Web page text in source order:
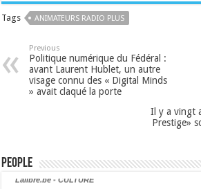
Tags ANIMATEURS RADIO PLUS
Previous
Politique numérique du Fédéral :
avant Laurent Hublet, un autre
visage connu des « Digital Minds
» avait claqué la porte
Il y a vingt
Prestige»
People